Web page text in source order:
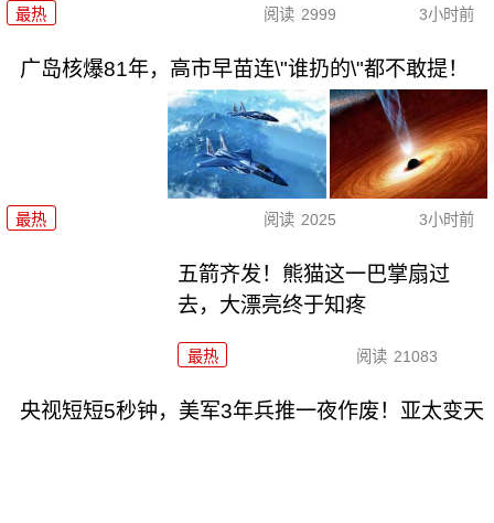
最热 阅读 2999 3小时前
广岛核爆81年，高市早苗连\"谁扔的\"都不敢提！
最热 阅读 2025 3小时前
五箭齐发！熊猫这一巴掌扇过
去，大漂亮终于知疼
最热 阅读 21083
央视短短5秒钟，美军3年兵推一夜作废！亚太变天